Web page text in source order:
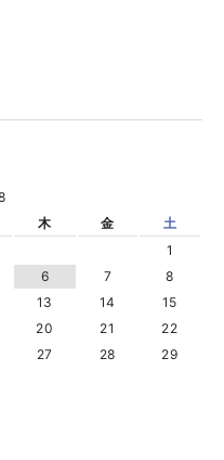
木 金
土
1
6 7
8
13 14
15
20 21
22
27 28
29